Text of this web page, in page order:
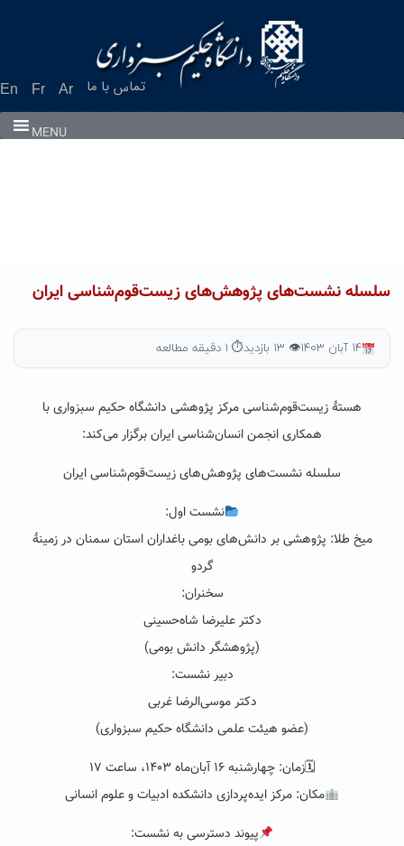
En Fr Ar تماس با ما
MENU
سلسله نشست‌های پژوهش‌های زیست‌قوم‌شناسی ایران
۱۴ آبان ۱۴۰۳ 👁 ۱۳ بازدید ⏱ ۱ دقیقه مطالعه
هستۀ زیست‌قوم‌شناسی مرکز پژوهشی دانشگاه حکیم سبزواری با
همکاری انجمن انسان‌شناسی ایران برگزار می‌کند:
سلسله نشست‌های پژوهش‌های زیست‌قوم‌شناسی ایران
نشست اول:
میخ طلا: پژوهشی بر دانش‌های بومی باغداران استان سمنان در زمینۀ
گردو
سخنران:
دکتر علیرضا شاه‌حسینی
(پژوهشگر دانش بومی)
دبیر نشست:
دکتر موسی‌الرضا غربی
(عضو هیئت علمی دانشگاه حکیم سبزواری)
🗓زمان: چهارشنبه ۱۶ آبان‌ماه ۱۴۰۳، ساعت ۱۷
مکان: مرکز ایده‌پردازی دانشکده ادبیات و علوم انسانی
پیوند دسترسی به نشست: